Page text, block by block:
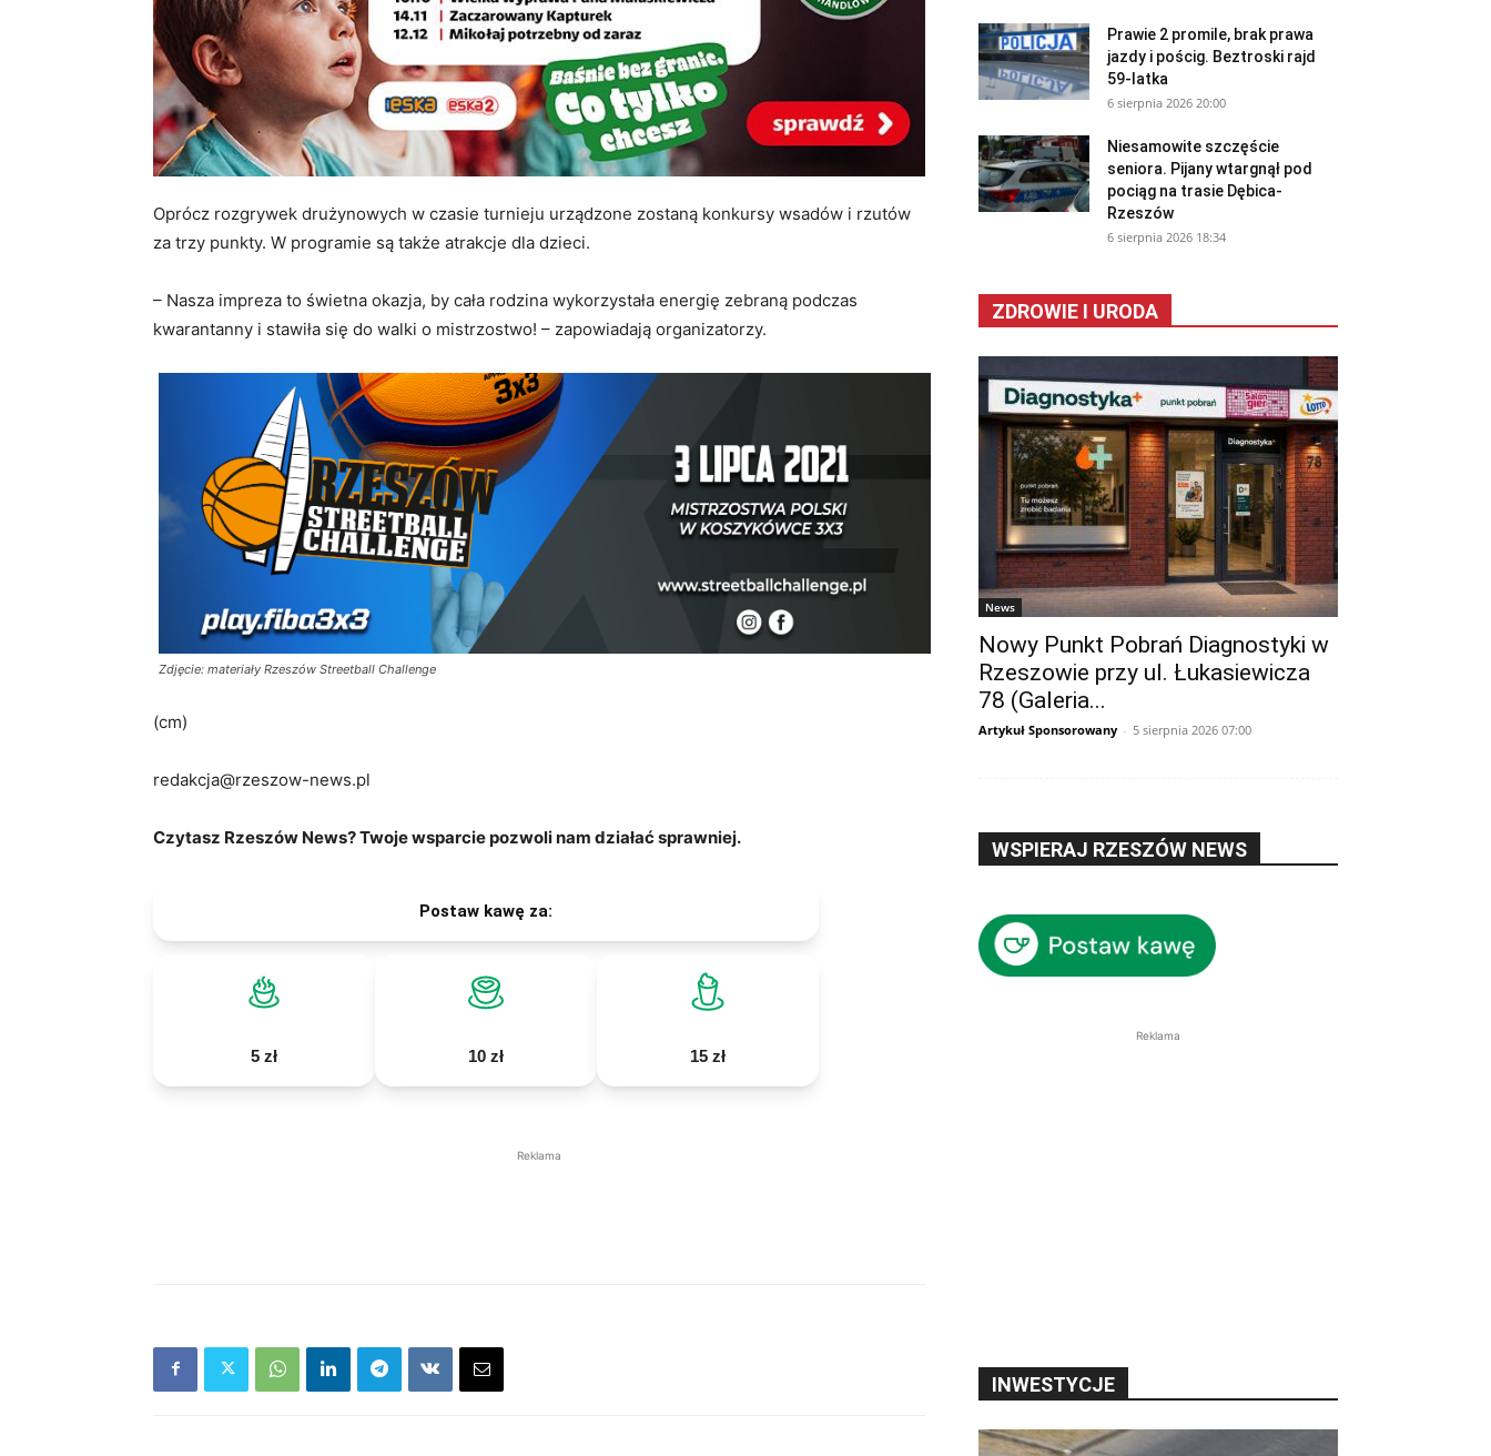
Oprócz rozgrywek drużynowych w czasie turnieju urządzone zostaną konkursy wsadów i rzutów
za trzy punkty. W programie są także atrakcje dla dzieci.
– Nasza impreza to świetna okazja, by cała rodzina wykorzystała energię zebraną podczas
kwarantanny i stawiła się do walki o mistrzostwo! – zapowiadają organizatorzy.
Zdjęcie: materiały Rzeszów Streetball Challenge
(cm)
redakcja@rzeszow-news.pl
Czytasz Rzeszów News? Twoje wsparcie pozwoli nam działać sprawniej.
Postaw kawę za:
5 zł 10 zł 15 zł
Reklama
Prawie 2 promile, brak prawa
jazdy i pościg. Beztroski rajd
59-latka
6 sierpnia 2026 20:00
Niesamowite szczęście
seniora. Pijany wtargnął pod
pociąg na trasie Dębica-
Rzeszów
6 sierpnia 2026 18:34
ZDROWIE I URODA
News
Nowy Punkt Pobrań Diagnostyki w
Rzeszowie przy ul. Łukasiewicza
78 (Galeria...
Artykuł Sponsorowany - 5 sierpnia 2026 07:00
WSPIERAJ RZESZÓW NEWS
Reklama
INWESTYCJE